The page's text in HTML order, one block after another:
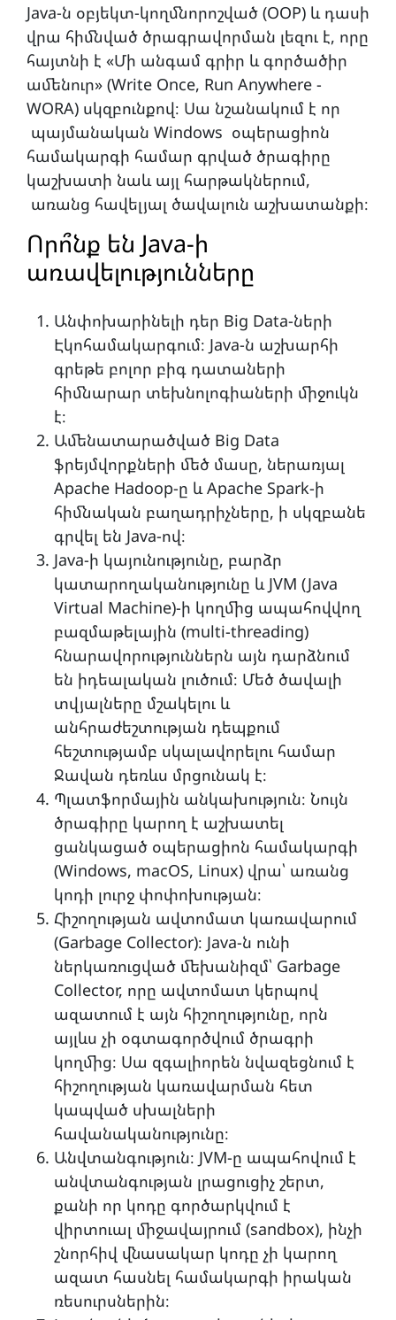
Java-ն օբյեկտ-կողմնորոշված (OOP) և դասի
վրա հիմնված ծրագրավորման լեզու է, որը
հայտնի է «Մի անգամ գրիր և գործածիր
ամենուր» (Write Once, Run Anywhere -
WORA) սկզբունքով։ Սա նշանակում է որ
պայմանական Windows օպերացիոն
համակարգի համար գրված ծրագիրը
կաշխատի նաև այլ հարթակներում,
առանց հավելյալ ծավալուն աշխատանքի։
Որո՞նք են Java-ի
առավելությունները
Անփոխարինելի դեր Big Data-ների
Էկոհամակարգում։ Java-ն աշխարհի
գրեթե բոլոր բիգ դատաների
հիմնարար տեխնոլոգիաների միջուկն
է։
Ամենատարածված Big Data
ֆրեյմվորքների մեծ մասը, ներառյալ
Apache Hadoop-ը և Apache Spark-ի
հիմնական բաղադրիչները, ի սկզբանե
գրվել են Java-ով։
Java-ի կայունությունը, բարձր
կատարողականությունը և JVM (Java
Virtual Machine)-ի կողմից ապահովվող
բազմաթելային (multi-threading)
հնարավորություններն այն դարձնում
են իդեալական լուծում։ Մեծ ծավալի
տվյալները մշակելու և
անհրաժեշտության դեպքում
հեշտությամբ սկալավորելու համար
Ջավան դեռևս մրցունակ է։
Պլատֆորմային անկախություն։ Նույն
ծրագիրը կարող է աշխատել
ցանկացած օպերացիոն համակարգի
(Windows, macOS, Linux) վրա՝ առանց
կոդի լուրջ փոփոխության։
Հիշողության ավտոմատ կառավարում
(Garbage Collector)։ Java-ն ունի
ներկառուցված մեխանիզմ՝ Garbage
Collector, որը ավտոմատ կերպով
ազատում է այն հիշողությունը, որն
այլևս չի օգտագործվում ծրագրի
կողմից։ Սա զգալիորեն նվազեցնում է
հիշողության կառավարման հետ
կապված սխալների
հավանականությունը։
Անվտանգություն։ JVM-ը ապահովում է
անվտանգության լրացուցիչ շերտ,
քանի որ կոդը գործարկվում է
վիրտուալ միջավայրում (sandbox), ինչի
շնորհիվ վնասակար կոդը չի կարող
ազատ հասնել համակարգի իրական
ռեսուրսներին։